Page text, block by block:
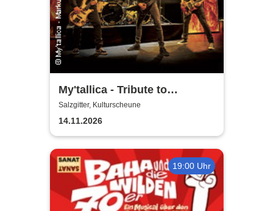
My'tallica - Tribute to
Metallica
Salzgitter, Kulturscheune
14.11.2026
19:00 Uhr